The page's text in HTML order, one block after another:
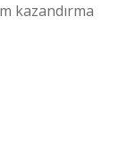
kazandırma